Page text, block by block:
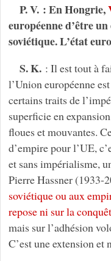
P. V. : En Hongrie,
européenne d’être
soviétique. L’état
S. K.: Il est tout à
l’Union européenne
certains traits de
superficie en
floues et mouvantes.
d’empire pour l’UE,
et sans impérialisme,
Pierre Hassner (1933-
soviétique ou aux
repose ni sur la
mais sur l’adhésion
C’est une extension et